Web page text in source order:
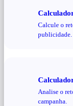
Calcule o
publicidade.
Analise o
campanha.